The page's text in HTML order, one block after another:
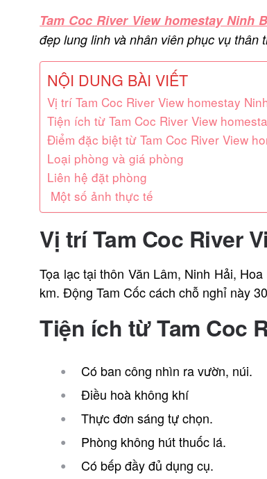
Tam Coc River View homestay Ninh
đẹp lung linh và nhân viên phục vụ thân
NỘI DUNG BÀI VIẾT
Vị trí Tam Coc River View homestay
Tiện ích từ Tam Coc River View
Điểm đặc biệt từ Tam Coc River View
Loại phòng và giá phòng
Liên hệ đặt phòng
Một số ảnh thực tế
Vị tríTam Coc River
Tọa lạc tại thôn Văn Lâm, Ninh Hải,
km. Động Tam Cốc cách chỗ nghỉ này
Tiện ích từTam Coc
Có ban công nhìn ra vườn, núi.
Điều hoà không khí
Thực đơn sáng tự chọn.
Phòng không hút thuốc lá.
Có bếp đầy đủ dụng cụ.